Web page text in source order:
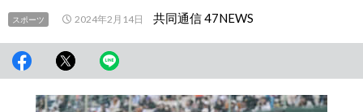
スポーツ 2024年2月14日 共同通信 47NEWS